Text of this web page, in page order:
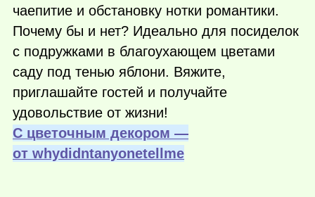
чаепитие и обстановку нотки романтики.
Почему бы и нет? Идеально для посиделок
с подружками в благоухающем цветами
саду под тенью яблони. Вяжите,
приглашайте гостей и получайте
удовольствие от жизни!
С цветочным декором —
от whydidntanyonetellme